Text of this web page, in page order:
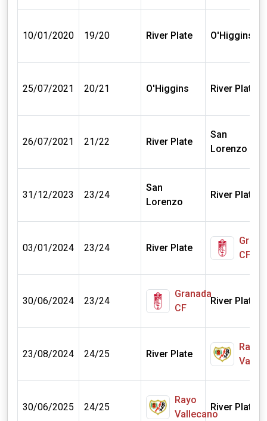
10/01/2020 19/20 River Plate O'Higgins
25/07/2021 20/21 O'Higgins River Plate
26/07/2021 21/22 River Plate
San
Lorenzo
31/12/2023 23/24
San
Lorenzo
River Plate
03/01/2024 23/24 River Plate
CF
30/06/2024 23/24
Granada
CF
River Plate
23/08/2024 24/25 River Plate
Rayo
30/06/2025 24/25
Rayo
Vallecano
River Plate